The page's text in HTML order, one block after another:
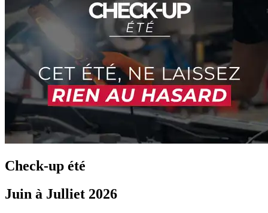
Check-up été
Juin à Julliet 2026